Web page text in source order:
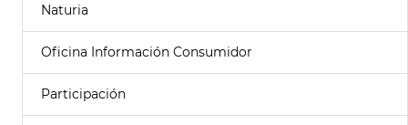
Naturia
Oficina Información Consumidor
Participación